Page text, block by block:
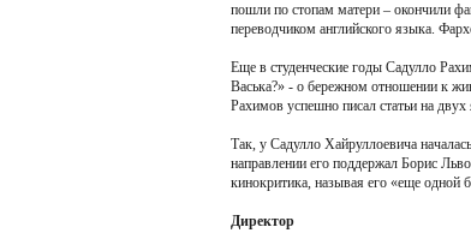
пошли по стопам матери – окончили
переводчиком английского языка.
Еще в студенческие годы Садулло
Васька?» - о бережном отношении к
Рахимов успешно писал статьи на
Так, у Садулло Хайруллоевича
направлении его поддержал Борис
кинокритика, называя его «еще одной
Директор